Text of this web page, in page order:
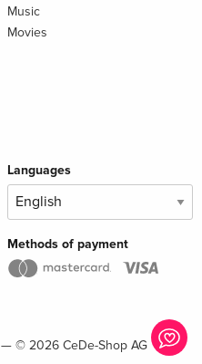
Music
Movies
Languages
Methods of payment
© 2026 CeDe-Shop AG